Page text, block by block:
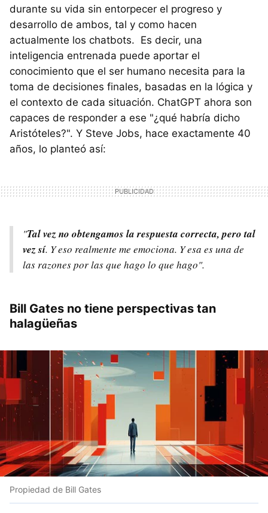
durante su vida sin entorpecer el progreso y
desarrollo de ambos, tal y como hacen
actualmente los chatbots. Es decir, una
inteligencia entrenada puede aportar el
conocimiento que el ser humano necesita para la
toma de decisiones finales, basadas en la lógica y
el contexto de cada situación. ChatGPT ahora son
capaces de responder a ese "¿qué habría dicho
Aristóteles?". Y Steve Jobs, hace exactamente 40
años, lo planteó así:
"Tal vez no obtengamos la respuesta correcta, pero tal
vez sí. Y eso realmente me emociona. Y esa es una de
las razones por las que hago lo que hago".
Bill Gates no tiene perspectivas tan
halagüeñas
Propiedad de Bill Gates